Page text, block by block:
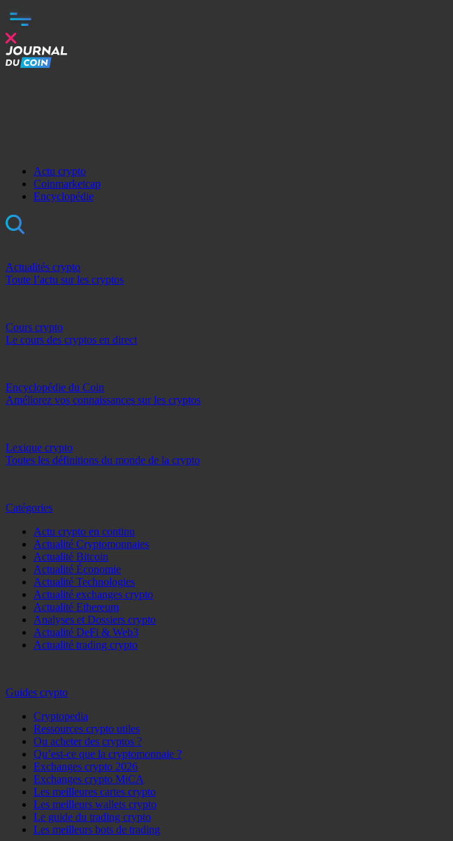
Actu crypto
Coinmarketcap
Encyclopédie
Actualités crypto
Toute l’actu sur les cryptos
Cours crypto
Le cours des cryptos en direct
Encyclopédie du Coin
Améliorez vos connaissances sur les cryptos
Lexique crypto
Toutes les définitions du monde de la crypto
Catégories
Actu crypto en continu
Actualité Cryptomonnaies
Actualité Bitcoin
Actualité Économie
Actualité Technologies
Actualité exchanges crypto
Actualité Ethereum
Analyses et Dossiers crypto
Actualité DeFi & Web3
Actualité trading crypto
Guides crypto
Cryptopedia
Ressources crypto utiles
Ou acheter des cryptos ?
Qu’est-ce que la cryptomonnaie ?
Exchanges crypto 2026
Exchanges crypto MiCA
Les meilleures cartes crypto
Les meilleurs wallets crypto
Le guide du trading crypto
Les meilleurs bots de trading